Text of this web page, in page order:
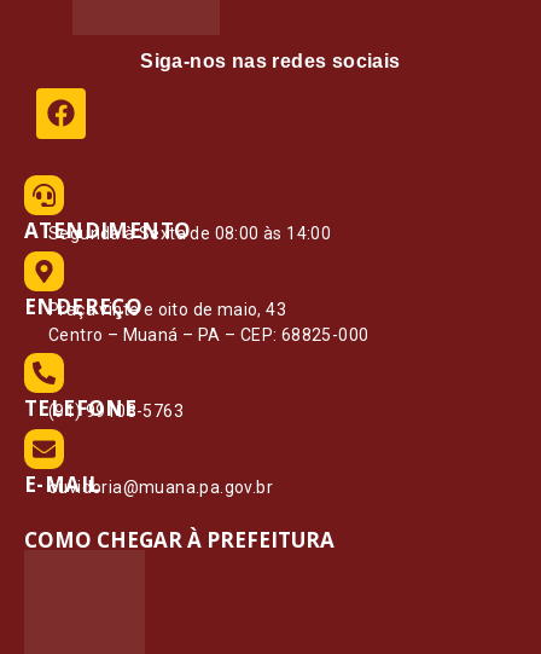
Siga-nos nas redes sociais
ATENDIMENTO
Segunda à Sexta de 08:00 às 14:00
ENDEREÇO
Praça vinte e oito de maio, 43
Centro – Muaná – PA – CEP: 68825-000
TELEFONE
(91) 99108-5763
E-MAIL
ouvidoria@muana.pa.gov.br
COMO CHEGAR À PREFEITURA